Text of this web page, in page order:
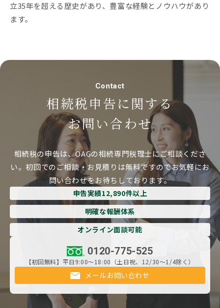
立35年を超える歴史があり、豊富な経験とノウハウがあり
ます。
Contact
相続税申告に関する
お問い合わせ
相続税の申告は、OAGの相続専門税理士にご相談くださ
い。初回でのご相談・お見積りは無料ですのでお気軽にお
問い合わせをお待ちしております。
申告実績12,890件以上
明確な報酬体系
オンライン面談可能
0120-775-525
【初回無料】平日9:00～18:00（土日祝、12/30～1/4除く）
メールお問い合わせ